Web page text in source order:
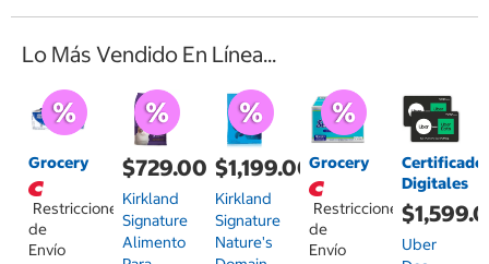
Lo Más Vendido En Línea...
Grocery
Restricciones
de
Envío
$729.00
Kirkland
Signature
Alimento
$1,199.00
Kirkland
Signature
Nature's
Grocery
Restricciones
de
Envío
Digitales
Uber